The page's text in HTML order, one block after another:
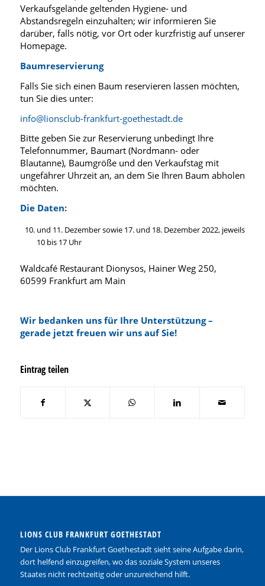
Verkaufsgelände geltenden Hygiene- und
Abstandsregeln einzuhalten; wir informieren Sie
darüber, falls nötig, vor Ort oder kurzfristig auf unserer
Homepage.
Baumreservierung
Falls Sie sich einen Baum reservieren lassen möchten,
tun Sie dies unter:
info@lionsclub-frankfurt-goethestadt.de
Bitte geben Sie zur Reservierung unbedingt Ihre
Telefonnummer, Baumart (Nordmann- oder
Blautanne), Baumgröße und den Verkaufstag mit
ungefährer Uhrzeit an, an dem Sie Ihren Baum abholen
möchten.
Die Daten:
und 11. Dezember sowie 17. und 18. Dezember 2022, jeweils
10 bis 17 Uhr
Waldcafé Restaurant Dionysos, Hainer Weg 250,
60599 Frankfurt am Main
Wir bedanken uns für Ihre Unterstützung –
gerade jetzt freuen wir uns auf Sie!
Eintrag teilen
LIONS CLUB FRANKFURT GOETHESTADT
Der Lions Club Frankfurt Goethestadt sieht seine Aufgabe darin,
dort helfend einzugreifen, wo das soziale System unseres
Staates nicht rechtzeitig oder unzureichend hilft.